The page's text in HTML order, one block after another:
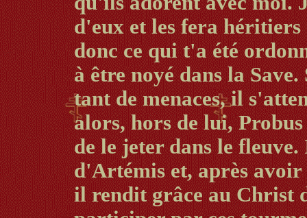
d'eux et les fera héritiers
donc ce qui t'a été
à être noyé dans la
tant de menaces, il
alors, hors de lui,
de le jeter dans le
d'Artémis et, après avoir
il rendit grâce au Christ